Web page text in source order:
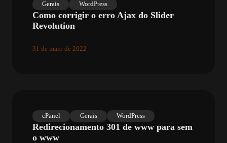
Gerais WordPress
Como corrigir o erro Ajax do Slider
Revolution
31 de maio de 2022
cPanel Gerais WordPress
Redirecionamento 301 de www para sem
o www